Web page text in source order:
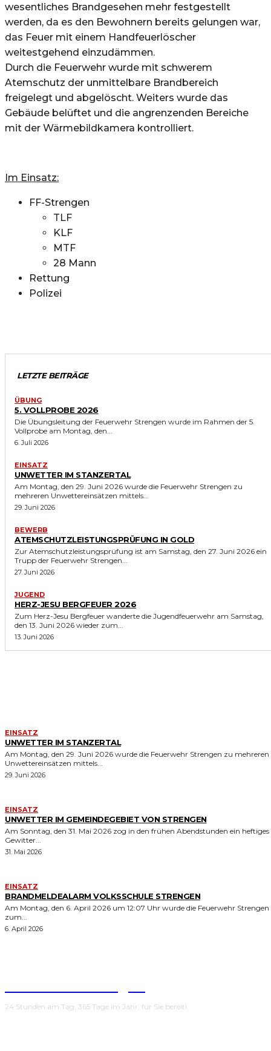
wesentliches Brandgesehen mehr festgestellt
werden, da es den Bewohnern bereits gelungen war,
das Feuer mit einem Handfeuerlöscher
weitestgehend einzudämmen.
Durch die Feuerwehr wurde mit schwerem
Atemschutz der unmittelbare Brandbereich
freigelegt und abgelöscht. Weiters wurde das
Gebäude belüftet und die angrenzenden Bereiche
mit der Wärmebildkamera kontrolliert.
Im Einsatz:
FF-Strengen
TLF
KLF
MTF
28 Mann
Rettung
Polizei
LETZTE BEITRÄGE
ÜBUNG
5. VOLLPROBE 2026
Die Übungsleitung der Feuerwehr Strengen wurde im Rahmen der 5.
Vollprobe am Montag, den...
6. Juli 2026
EINSATZ
UNWETTER IM STANZERTAL
Am Montag, den 29. Juni 2026 wurde die Feuerwehr Strengen zu
mehreren Unwettereinsätzen mittels...
29. Juni 2026
BEWERB
ATEMSCHUTZLEISTUNGSPRÜFUNG IN GOLD
Zur Atemschutzleistungsprüfung ist am Samstag, den 27. Juni 2026 ein
Trupp der Feuerwehr Strengen...
27. Juni 2026
JUGEND
HERZ-JESU BERGFEUER 2026
Zum Herz-Jesu Bergfeuer wanderte die Jugendfeuerwehr am Samstag,
den 13. Juni 2026 wieder zum...
13. Juni 2026
EINSATZ
UNWETTER IM STANZERTAL
Am Montag, den 29. Juni 2026 wurde die Feuerwehr Strengen zu mehreren
Unwettereinsätzen mittels...
29. Juni 2026
EINSATZ
UNWETTER IM GEMEINDEGEBIET VON STRENGEN
Am Sonntag, den 31. Mai 2026 zog in den frühen Abendstunden ein heftiges
Gewitter...
31. Mai 2026
EINSATZ
BRANDMELDEALARM VOLKSSCHULE STRENGEN
Am Montag, den 6. April 2026 um 12:07 Uhr wurde die Feuerwehr Strengen
zum...
6. April 2026
24 Stunden am Tag, 365 Tage im Jahr, für Sie bereit!